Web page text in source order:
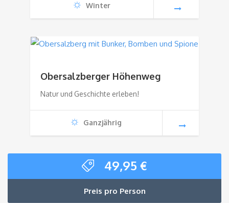
Winter
Obersalzberger Höhenweg
Natur und Geschichte erleben!
Ganzjährig
49,95 €
Preis pro Person